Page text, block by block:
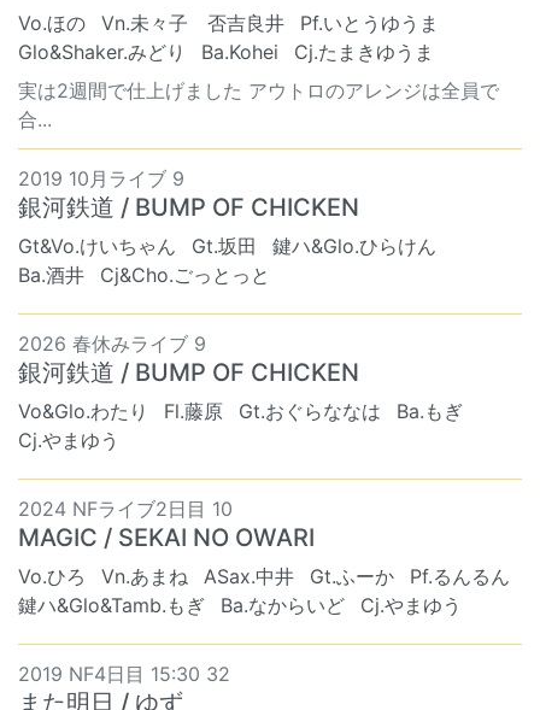
Vo.ほの Vn.未々子 否吉良井
Pf.いとうゆうま
Glo&Shaker.みどり
Ba.Kohei
Cj.たまきゆうま
実は2週間で仕上げました アウトロのアレンジは全員で
合...
2019 10月ライブ 9
銀河鉄道 / BUMP OF CHICKEN
Gt&Vo.けいちゃん Gt.坂田
鍵ハ&Glo.ひらけん
Ba.酒井
Cj&Cho.ごっとっと
2026 春休みライブ 9
銀河鉄道 / BUMP OF CHICKEN
Vo&Glo.わたり Fl.藤原 Gt.おぐらななは
Ba.もぎ
Cj.やまゆう
2024 NFライブ2日目 10
MAGIC / SEKAI NO OWARI
Vo.ひろ Vn.あまね ASax.中井 Gt.ふーか
Pf.るんるん
鍵ハ&Glo&Tamb.もぎ
Ba.なからいど Cj.やまゆう
2019 NF4日目 15:30 32
また明日 / ゆず